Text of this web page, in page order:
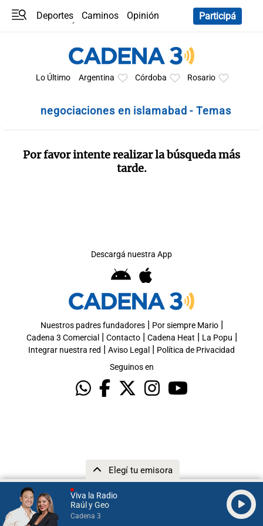
Viva la Radio
Raúl y Geo
Cadena 3
Elegí tu emisora
Deportes Caminos
Opinión
Participá
Lo Último Argentina Córdoba Rosario
negociaciones en islamabad - Temas
Por favor intente realizar la búsqueda más
tarde.
Descargá nuestra App
Nuestros padres fundadores| Por siempre Mario|
Cadena 3 Comercial | Contacto| Cadena Heat | La Popu |
Integrar nuestra red | Aviso Legal | Política de Privacidad
Seguinos en